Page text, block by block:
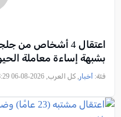
اعتقال 4 أشخاص من
بشبهة إساءة معاملة
فئة: أخبار , كل العرب, 2026-08-06 15:08:29